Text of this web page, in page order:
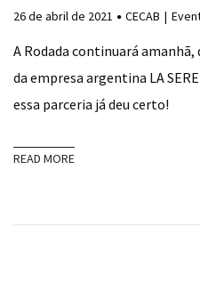
26 de abril de 2021 CECAB
A Rodada continuará
da empresa argentina LA
essa parceria já deu certo!
READ MORE